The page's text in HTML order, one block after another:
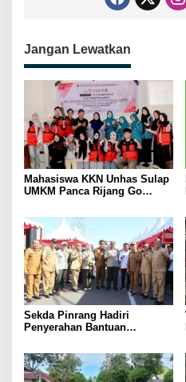
Jangan Lewatkan
Mahasiswa KKN Unhas Sulap
UMKM Panca Rijang Go
Antusias Ikuti Pelatihan
Sekda Pinrang Hadiri
Penyerahan Bantuan
Dukung Swasembada Pangan